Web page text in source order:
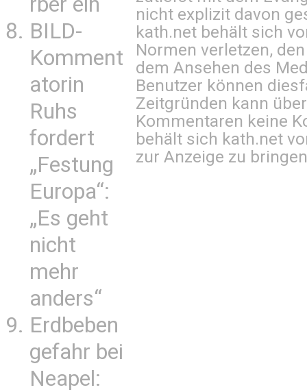
BILD-
Komment
atorin
Ruhs
fordert
„Festung
Europa“:
„Es geht
nicht
mehr
anders“
Erdbeben
gefahr bei
Neapel:
nicht explizit davon
kath.net behält sich
Normen verletzen,
dem Ansehen des
Benutzer können
Zeitgründen kann
Kommentaren keine
behält sich kath.net
zur Anzeige zu